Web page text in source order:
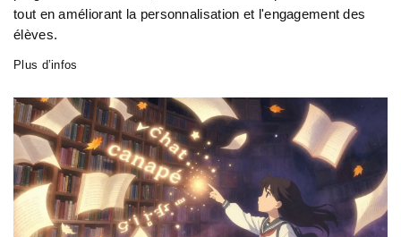
tout en améliorant la personnalisation et l'engagement des
élèves.
Plus d’infos